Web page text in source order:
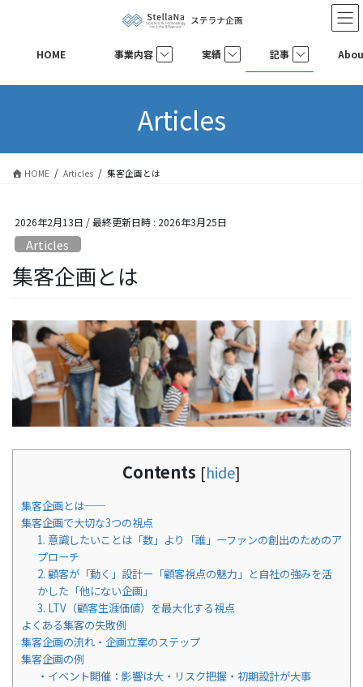
HOME 事業内容 実績 記事
Articles
HOME Articles 集客企画とは
2026年2月13日 / 最終更新日時 : 2026年3月25日
Articles
集客企画とは
Contents [hide]
集客企画とは──
集客企画で大切な3つの視点
1. 意識したいことは「数」より「誰」ーファンの創出のためのア
プローチ
2. 顧客が「動く」設計ー「顧客視点の魅力」と自社の強みを活
かした「他にない企画」
3. LTV（顧客生涯価値）を最大化する視点
よくある集客の失敗例
集客企画の流れ・企画立案のステップ
集客企画の例
・イベント開催：影響は大・リスク把握・初期設計が大事